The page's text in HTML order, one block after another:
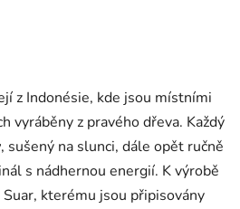
z Indonésie, kde jsou místními
vyráběny z pravého dřeva. Každý
, sušený na slunci, dále opět ručně
s nádhernou energií. K výrobě
kterému jsou připisovány